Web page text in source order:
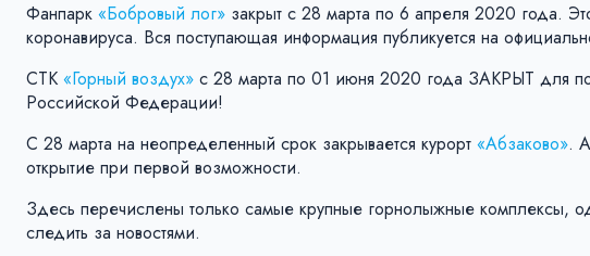
Фанпарк «Бобровый лог» закрыт с 28 марта по 6 апреля 2020 года.
коронавируса. Вся поступающая информация публикуется на
СТК «Горный воздух» с 28 марта по 01 июня 2020 года ЗАКРЫТ для
Российской Федерации!
С 28 марта на неопределенный срок закрывается курорт «Абзаково».
открытие при первой возможности.
Здесь перечислены только самые крупные горнолыжные комплексы,
следить за новостями.